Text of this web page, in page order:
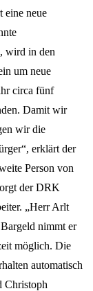
eine neue
wird in den
um neue
circa fünf
Damit wir
wir die
erklärt der
Person von
der DRK
„Herr Arlt
nimmt er
möglich. Die
automatisch
Christoph